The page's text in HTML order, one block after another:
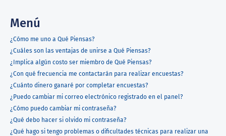
Menú
¿Cómo me uno a Qué Piensas?
¿Cuáles son las ventajas de unirse a Qué Piensas?
¿Implica algún costo ser miembro de Qué Piensas?
¿Con qué frecuencia me contactarán para realizar encuestas?
¿Cuánto dinero ganaré por completar encuestas?
¿Puedo cambiar mi correo electrónico registrado en el panel?
¿Cómo puedo cambiar mi contraseña?
¿Qué debo hacer si olvido mi contraseña?
¿Qué hago si tengo problemas o dificultades técnicas para realizar una